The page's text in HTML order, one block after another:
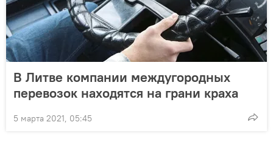
В Литве компании междугородных
перевозок находятся на грани краха
5 марта 2021, 05:45